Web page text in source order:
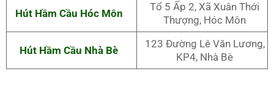
Hút Hầm Cầu Hóc Môn
Tổ 5 Ấp 2, Xã Xuân Thới
Thượng, Hóc Môn
Hút Hầm Cầu Nhà Bè
123 Đường Lê Văn Lương,
KP4, Nhà Bè